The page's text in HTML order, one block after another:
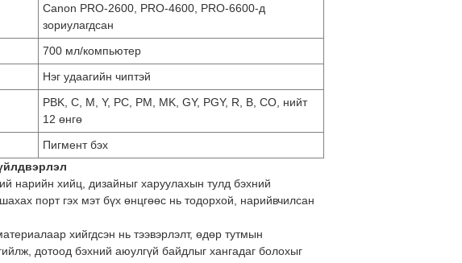
Canon PRO-2600, PRO-4600, PRO-6600-д
зориулагдсан
700 мл/компьютер
Нэг удаагийн чиптэй
PBK, C, M, Y, PC, PM, MK, GY, PGY, R, B, CO, нийт
12 өнгө
Пигмент бэх
нарийн хийц, дизайныг харуулахын тулд бэхний
порт гэх мэт бүх өнцгөөс нь тодорхой, нарийвчилсан
хийгдсэн нь тээвэрлэлт, өдөр тутмын
дотоод бэхний аюулгүй байдлыг хангадаг болохыг